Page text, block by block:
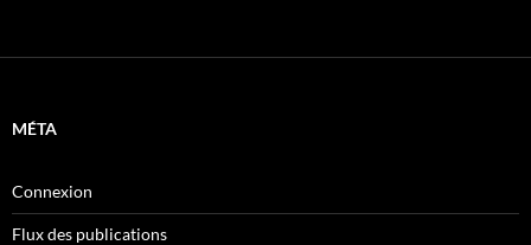
MÉTA
Connexion
Flux des publications